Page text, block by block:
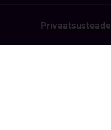
Privaatsusteade